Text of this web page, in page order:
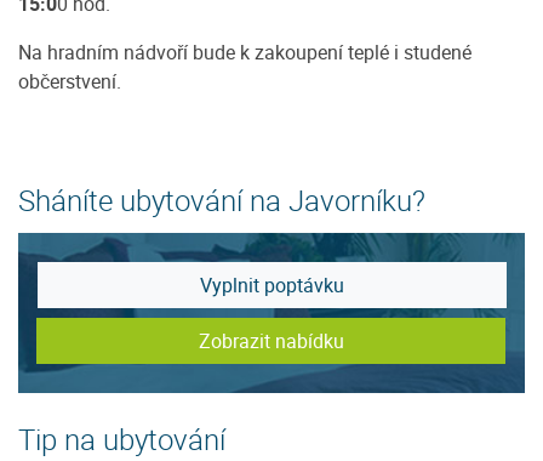
Na hradním nádvoří bude k zakoupení teplé i studené
občerstvení.
Sháníte ubytování na Javorníku?
Vyplnit poptávku
Zobrazit nabídku
Tip na ubytování